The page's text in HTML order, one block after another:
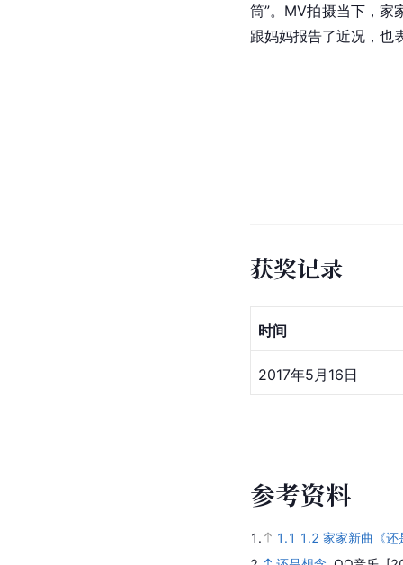
筒”。MV拍摄当下，家
跟妈妈报告了近况，也
获奖记录
时间
2017年5月16日
参考资料
1. 1.1 1.2 家家新曲《还